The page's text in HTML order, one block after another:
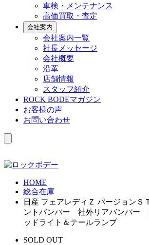
車検・メンテナンス
高価買取・査定
会社案内
会社案内一覧
社長メッセージ
会社概要
沿革
店舗情報
スタッフ紹介
ROCK BODEマガジン
お客様の声
お問い合わせ
HOME
総合在庫
日産 フェアレディＺ バージョン
ントバンパー 社外リアバンパー
ッドライト＆テールランプ
SOLD OUT